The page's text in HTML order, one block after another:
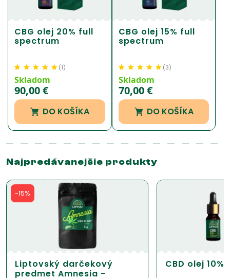
CBG olej 20% full
spectrum
Hodnotenie
5 na základe
1
zákazníckej
recenzie
(1)
Skladom
90,00€
DO KOŠÍKA
CBG olej 15% full
spectrum
Hodnotenie
5 na základe
3
zákazníckej
recenzie
(3)
Skladom
70,00€
DO KOŠÍKA
Najpredávanejšie produkty
-15%
Liptovský darčekový
predmet Amnesia -
CBD olej